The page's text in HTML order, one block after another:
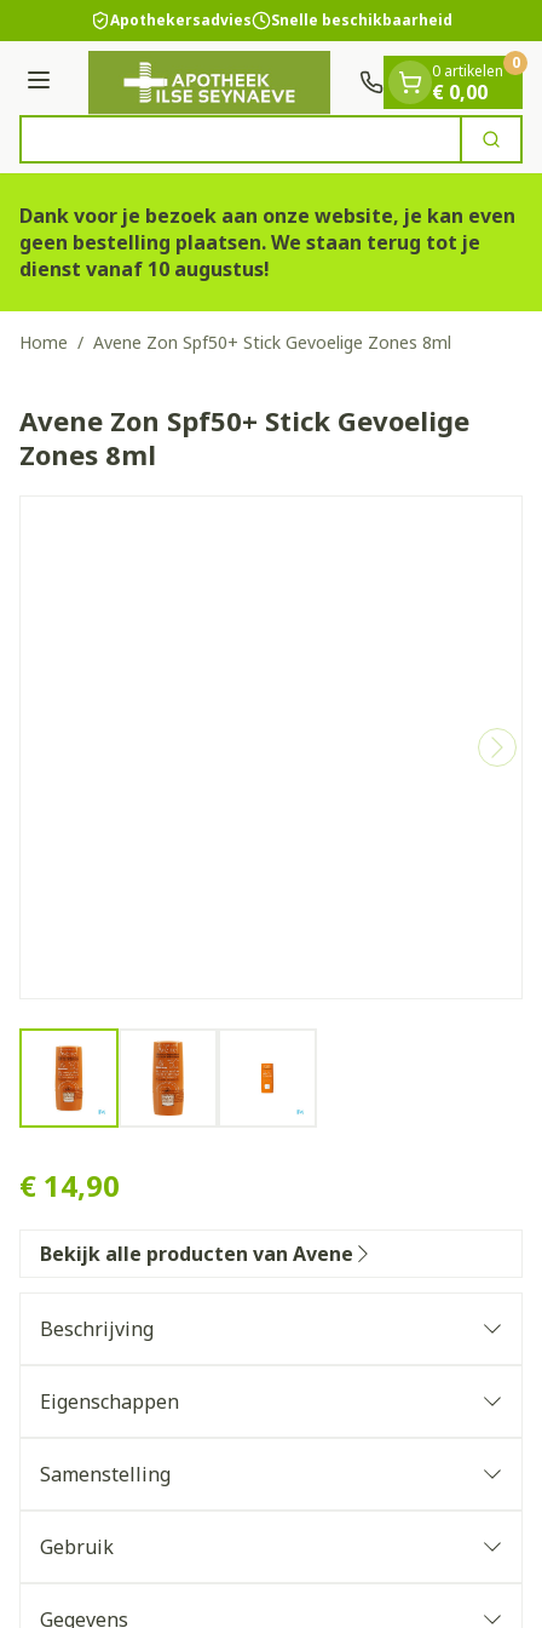
Ga naar de inhoud
1 van 1 Apothekersadvies Snelle beschikbaarheid
Menu
Zoek
0 artikelen
€ 0,00
0
Dank voor je bezoek aan onze website, je kan even
geen bestelling plaatsen. We staan terug tot je
dienst vanaf 10 augustus!
Home / Avene Zon Spf50+ Stick Gevoelige Zones 8ml
Avene Zon Spf50+ Stick Gevoelige
Zones 8ml
View larger imageView larger image
€ 14,90
Bekijk alle producten van Avene
Beschrijving
Eigenschappen
Samenstelling
Gebruik
Gegevens